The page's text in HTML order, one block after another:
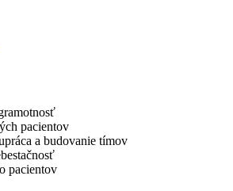
pacientov
a budovanie tímov
pacientov